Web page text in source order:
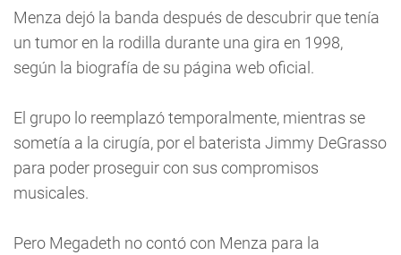
Menza dejó la banda después de descubrir que tenía
un tumor en la rodilla durante una gira en 1998,
según la biografía de su página web oficial.
El grupo lo reemplazó temporalmente, mientras se
sometía a la cirugía, por el baterista Jimmy DeGrasso
para poder proseguir con sus compromisos
musicales.
Pero Megadeth no contó con Menza para la